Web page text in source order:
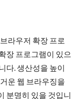
라우저 확장 프로
장 프로그램이 있으
다. 생산성을 높이
운 웹 브라우징을
분명히 있을 것입니